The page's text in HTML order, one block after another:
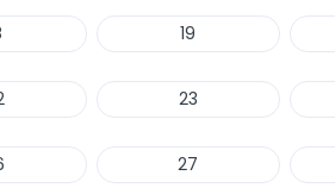
19
23
27